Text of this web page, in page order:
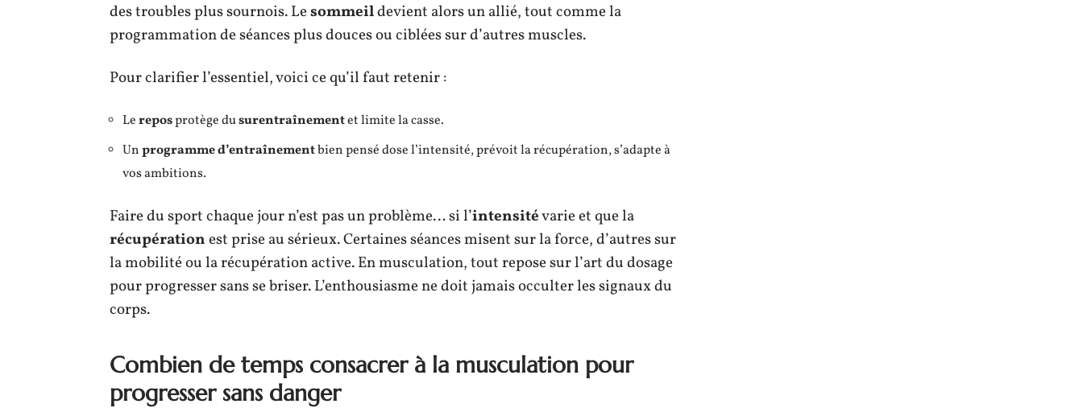
des troubles plus sournois. Lesommeildevient alors un allié, tout comme la
programmation de séances plus douces ou ciblées sur d’autres muscles.
Pour clarifier l’essentiel, voici ce qu’il faut retenir :
Lereposprotège dusurentraînementet limite la casse.
Unprogramme d’entraînementbien pensé dose l’intensité, prévoit la récupération, s’adapte à
vos ambitions.
Faire du sport chaque jour n’est pas un problème… si l’intensitévarie et que la
récupérationest prise au sérieux. Certaines séances misent sur la force, d’autres sur
la mobilité ou la récupération active. En musculation, tout repose sur l’art du dosage
pour progresser sans se briser. L’enthousiasme ne doit jamais occulter les signaux du
corps.
Combien de temps consacrer à la musculation pour
progresser sans danger